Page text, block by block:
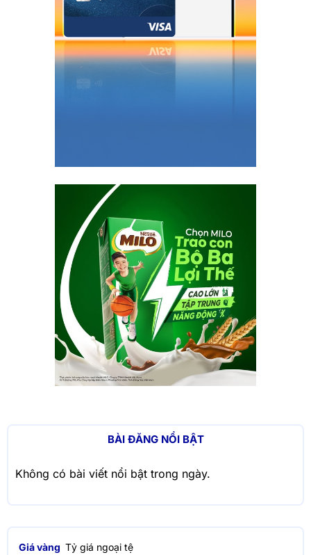
BÀI ĐĂNG NỔI BẬT
Không có bài viết nổi bật trong ngày.
Giá vàng Tỷ giá ngoại tệ